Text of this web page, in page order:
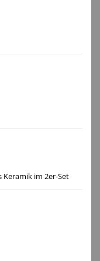
Keramik im 2er-Set